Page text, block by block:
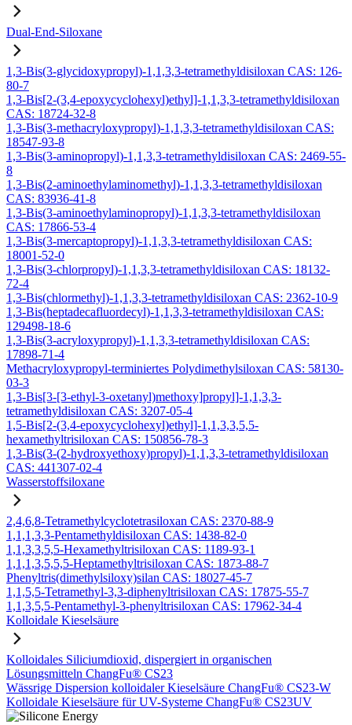
Dual-End-Siloxane
1,3-Bis(3-glycidoxypropyl)-1,1,3,3-tetramethyldisiloxan CAS: 126-
80-7
1,3-Bis[2-(3,4-epoxycyclohexyl)ethyl]-1,1,3,3-tetramethyldisiloxan
CAS: 18724-32-8
1,3-Bis(3-methacryloxypropyl)-1,1,3,3-tetramethyldisiloxan CAS:
18547-93-8
1,3-Bis(3-aminopropyl)-1,1,3,3-tetramethyldisiloxan CAS: 2469-55-
8
1,3-Bis(2-aminoethylaminomethyl)-1,1,3,3-tetramethyldisiloxan
CAS: 83936-41-8
1,3-Bis(3-aminoethylaminopropyl)-1,1,3,3-tetramethyldisiloxan
CAS: 17866-53-4
1,3-Bis(3-mercaptopropyl)-1,1,3,3-tetramethyldisiloxan CAS:
18001-52-0
1,3-Bis(3-chlorpropyl)-1,1,3,3-tetramethyldisiloxan CAS: 18132-
72-4
1,3-Bis(chlormethyl)-1,1,3,3-tetramethyldisiloxan CAS: 2362-10-9
1,3-Bis(heptadecafluordecyl)-1,1,3,3-tetramethyldisiloxan CAS:
129498-18-6
1,3-Bis(3-acryloxypropyl)-1,1,3,3-tetramethyldisiloxan CAS:
17898-71-4
Methacryloxypropyl-terminiertes Polydimethylsiloxan CAS: 58130-
03-3
1,3-Bis[3-[3-ethyl-3-oxetanyl)methoxy]propyl]-1,1,3,3-
tetramethyldisiloxan CAS: 3207-05-4
1,5-Bis[2-(3,4-epoxycyclohexyl)ethyl]-1,1,3,3,5,5-
hexamethyltrisiloxan CAS: 150856-78-3
1,3-Bis(3-(2-hydroxyethoxy)propyl)-1,1,3,3-tetramethyldisiloxan
CAS: 441307-02-4
Wasserstoffsiloxane
2,4,6,8-Tetramethylcyclotetrasiloxan CAS: 2370-88-9
1,1,1,3,3-Pentamethyldisiloxan CAS: 1438-82-0
1,1,3,3,5,5-Hexamethyltrisiloxan CAS: 1189-93-1
1,1,1,3,5,5,5-Heptamethyltrisiloxan CAS: 1873-88-7
Phenyltris(dimethylsiloxy)silan CAS: 18027-45-7
1,1,5,5-Tetramethyl-3,3-diphenyltrisiloxan CAS: 17875-55-7
1,1,3,5,5-Pentamethyl-3-phenyltrisiloxan CAS: 17962-34-4
Kolloidale Kieselsäure
Kolloidales Siliciumdioxid, dispergiert in organischen
Lösungsmitteln ChangFu® CS23
Wässrige Dispersion kolloidaler Kieselsäure ChangFu® CS23-W
Kolloidale Kieselsäure für UV-Systeme ChangFu® CS23UV